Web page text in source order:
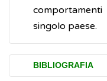
singolo paese.
BIBLIOGRAFIA